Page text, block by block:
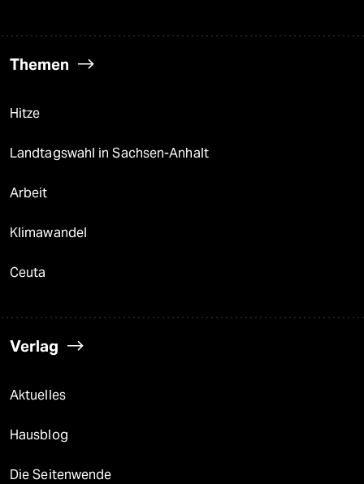
Themen
Hitze
Landtagswahl in Sachsen-Anhalt
Arbeit
Klimawandel
Ceuta
Verlag
Aktuelles
Hausblog
Die Seitenwende